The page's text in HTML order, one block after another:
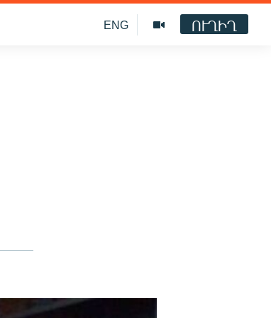
ENG ՈՒՂԻՂ